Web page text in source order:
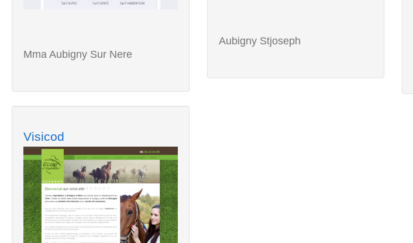
Mma Aubigny Sur Nere
Aubigny Stjoseph
Visicod